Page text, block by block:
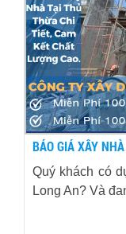
BÁO GIÁ XÂY
Quý khách có
Long An? Và